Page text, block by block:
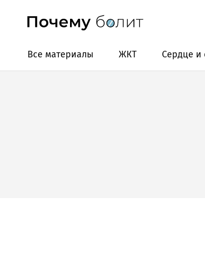
Все материалы ЖКТ Сердце и